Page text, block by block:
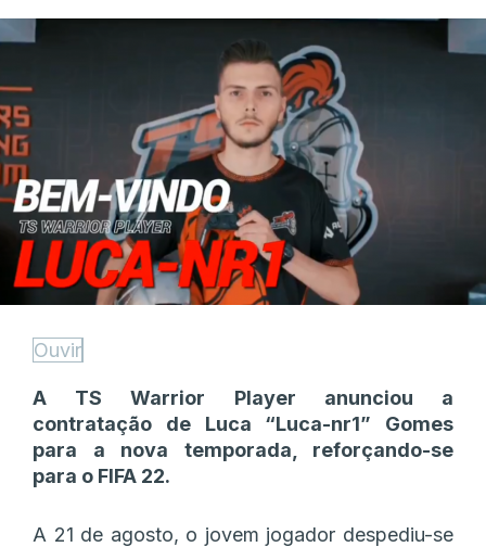
Ouvir
A TS Warrior Player anunciou a
contratação de Luca “Luca-nr1” Gomes
para a nova temporada, reforçando-se
para o FIFA 22.
A 21 de agosto, o jovem jogador despediu-se